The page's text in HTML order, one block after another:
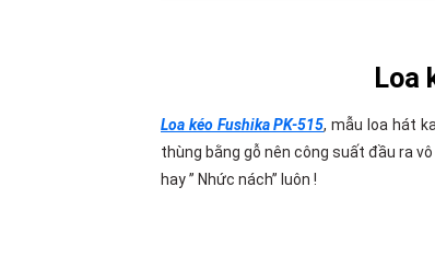
Loa
Loa kéo Fushika PK-515, mẫu loa hát
thùng bằng gỗ nên công suất đầu ra
hay ” Nhức nách” luôn !